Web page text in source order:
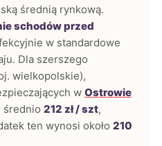
średnią rynkową.
schodów przed
w standardowe
Dla szerszego
wielkopolskie),
w Ostrowie
średnio 212 zł / szt,
ten wynosi około 210